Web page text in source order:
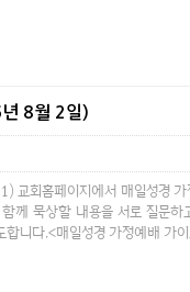
8월 2일)
교회홈페이지에서 매일성경
께 묵상할 내용을 서로 질문
합니다.<매일성경 가정예배 가